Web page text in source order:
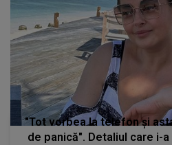
"Tot vorbea la telefon și
de panică". Detaliul care i-